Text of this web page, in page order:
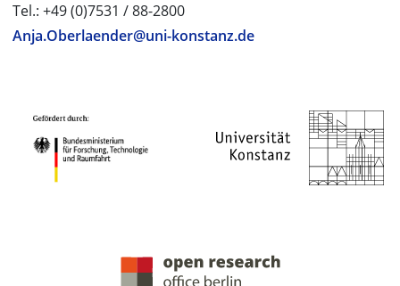
Tel.: +49 (0)7531 / 88-2800
Anja.Oberlaender@uni-konstanz.de